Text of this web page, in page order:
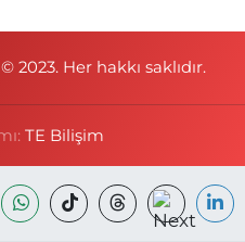
2023. Her hakkı saklıdır.
TE Bilişim